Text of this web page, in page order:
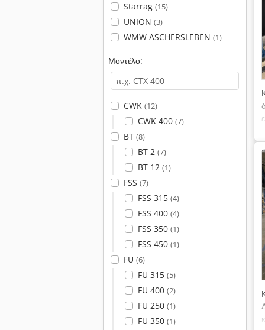
Starrag (15)
UNION (3)
WMW ASCHERSLEBEN (1)
Μοντέλο:
CWK (12)
CWK 400 (7)
BT (8)
BT 2 (7)
BT 12 (1)
FSS (7)
FSS 315 (4)
FSS 400 (4)
FSS 350 (1)
FSS 450 (1)
FU (6)
FU 315 (5)
FU 400 (2)
FU 250 (1)
FU 350 (1)